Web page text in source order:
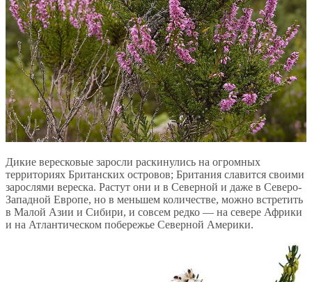
Дикие вересковые заросли раскинулись на огромных
территориях Британских островов; Британия славится своими
зарослями вереска. Растут они и в Северной и даже в Северо-
Западной Европе, но в меньшем количестве, можно встретить
в Малой Азии и Сибири, и совсем редко — на севере Африки
и на Атлантическом побережье Северной Америки.